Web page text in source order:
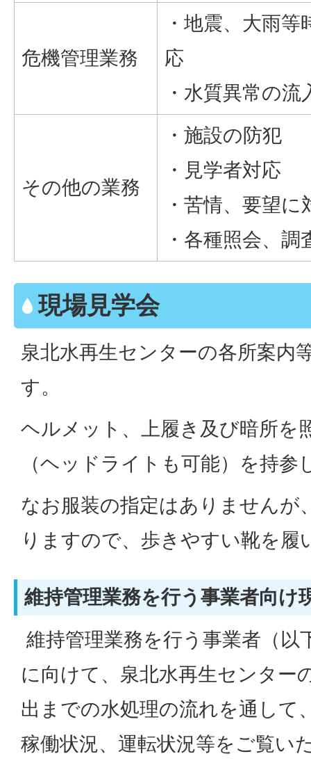
危機管理業務
・地震、大雨
応
・水質異常の
その他の業務
・施設の防犯
・見学者対応
・苦情、要望
・各種照会、
現場見学会
泉北水再生センターの各所案内
す。
ヘルメット、上履き及び暗所を
（ヘッドライトも可能）を持参
なお服装の指定はありませんが
りますので、歩きやすい靴を履
維持管理業務を行う事業者向け
維持管理業務を行う事業者（以
に向けて、泉北水再生センター
出までの水処理の流れを通して
稼働状況、運転状況等をご覧い